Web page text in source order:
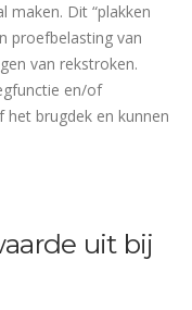
maken. Dit “plakken
proefbelasting van
van rekstroken.
en/of
het brugdek en kunnen
uit bij